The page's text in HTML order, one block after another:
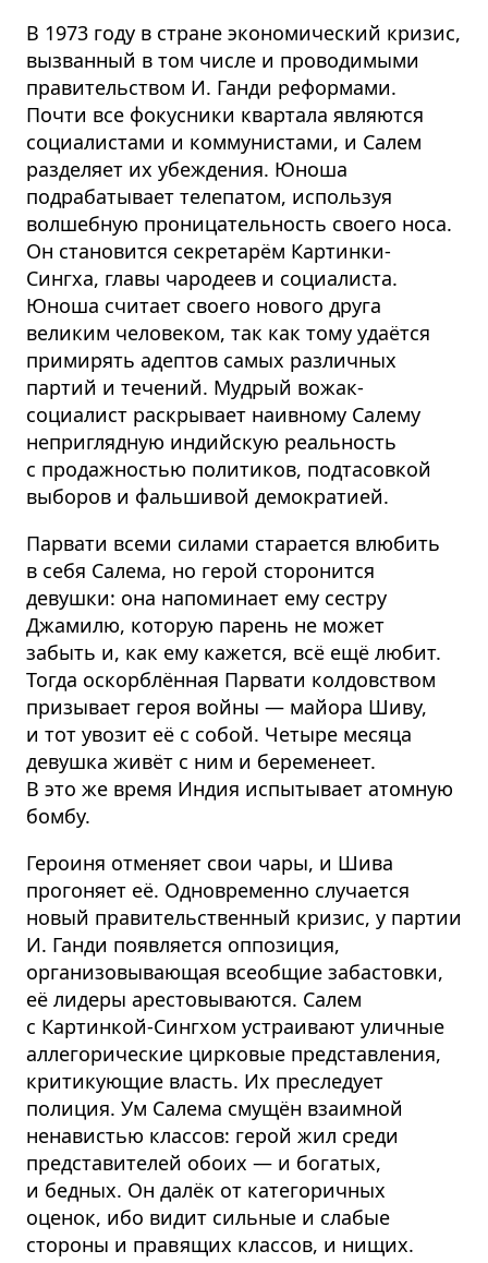
В 1973 году в стране экономический кризис,
вызванный в том числе и проводимыми
правительством И. Ганди реформами.
Почти все фокусники квартала являются
социалистами и коммунистами, и Салем
разделяет их убеждения. Юноша
подрабатывает телепатом, используя
волшебную проницательность своего носа.
Он становится секретарём Картинки-
Сингха, главы чародеев и социалиста.
Юноша считает своего нового друга
великим человеком, так как тому удаётся
примирять адептов самых различных
партий и течений. Мудрый вожак-
социалист раскрывает наивному Салему
неприглядную индийскую реальность
с продажностью политиков, подтасовкой
выборов и фальшивой демократией.
Парвати всеми силами старается влюбить
в себя Салема, но герой сторонится
девушки: она напоминает ему сестру
Джамилю, которую парень не может
забыть и, как ему кажется, всё ещё любит.
Тогда оскорблённая Парвати колдовством
призывает героя войны — майора Шиву,
и тот увозит её с собой. Четыре месяца
девушка живёт с ним и беременеет.
В это же время Индия испытывает атомную
бомбу.
Героиня отменяет свои чары, и Шива
прогоняет её. Одновременно случается
новый правительственный кризис, у партии
И. Ганди появляется оппозиция,
организовывающая всеобщие забастовки,
её лидеры арестовываются. Салем
с Картинкой-Сингхом устраивают уличные
аллегорические цирковые представления,
критикующие власть. Их преследует
полиция. Ум Салема смущён взаимной
ненавистью классов: герой жил среди
представителей обоих — и богатых,
и бедных. Он далёк от категоричных
оценок, ибо видит сильные и слабые
стороны и правящих классов, и нищих.